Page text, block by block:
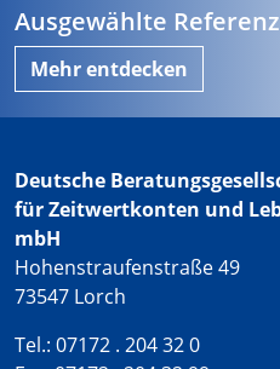
Ausgewählte
Mehr entdecken
Deutsche
für Zeitwertkonten und
mbH
Hohenstraufenstraße 49
73547 Lorch
Tel.: 07172 . 204 32 0